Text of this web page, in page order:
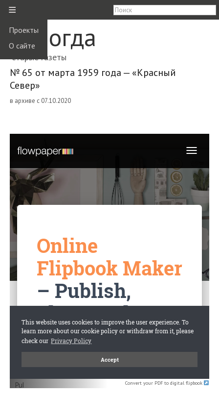
≡
Проекты
О сайте
Вологда
старые газеты
№ 65 от марта 1959 года — «Красный
Север»
в архиве с 07.10.2020
Convert your PDF to digital flipbook